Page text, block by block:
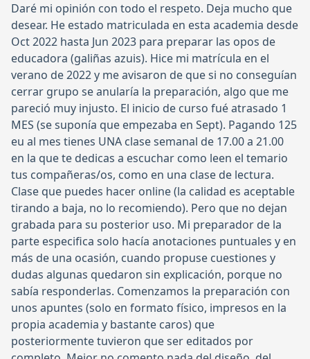
Daré mi opinión con todo el respeto. Deja mucho que
desear. He estado matriculada en esta academia desde
Oct 2022 hasta Jun 2023 para preparar las opos de
educadora (galiñas azuis). Hice mi matrícula en el
verano de 2022 y me avisaron de que si no conseguían
cerrar grupo se anularía la preparación, algo que me
pareció muy injusto. El inicio de curso fué atrasado 1
MES (se suponía que empezaba en Sept). Pagando 125
eu al mes tienes UNA clase semanal de 17.00 a 21.00
en la que te dedicas a escuchar como leen el temario
tus compañeras/os, como en una clase de lectura.
Clase que puedes hacer online (la calidad es aceptable
tirando a baja, no lo recomiendo). Pero que no dejan
grabada para su posterior uso. Mi preparador de la
parte especifica solo hacía anotaciones puntuales y en
más de una ocasión, cuando propuse cuestiones y
dudas algunas quedaron sin explicación, porque no
sabía responderlas. Comenzamos la preparación con
unos apuntes (solo en formato físico, impresos en la
propia academia y bastante caros) que
posteriormente tuvieron que ser editados por